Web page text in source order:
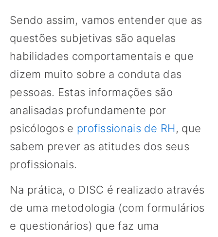
Sendo assim, vamos entender que as
questões subjetivas são aquelas
habilidades comportamentais e que
dizem muito sobre a conduta das
pessoas. Estas informações são
analisadas profundamente por
psicólogos e profissionais de RH, que
sabem prever as atitudes dos seus
profissionais.
Na prática, o DISC é realizado através
de uma metodologia (com formulários
e questionários) que faz uma